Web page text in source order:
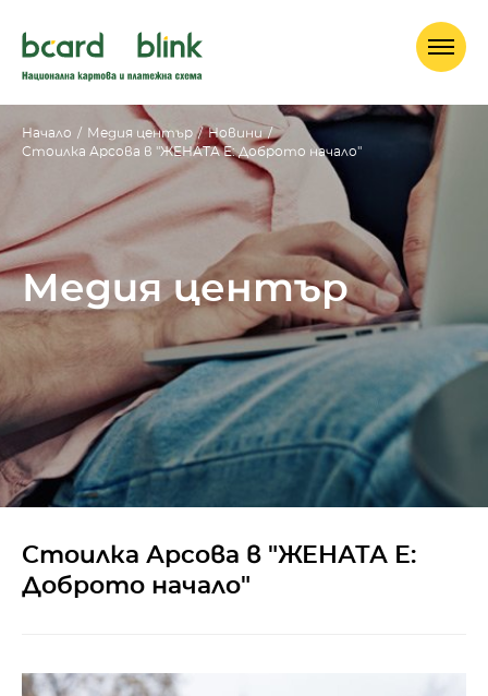
Начало / Медия център / Новини /
Стоилка Арсова в "ЖЕНАТА Е: Доброто начало"
Медия център
Стоилка Арсова в "ЖЕНАТА Е:
Доброто начало"